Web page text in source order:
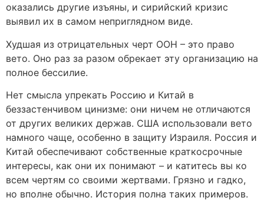
оказались другие изъяны, и сирийский кризис
выявил их в самом неприглядном виде.
Худшая из отрицательных черт ООН – это право
вето. Оно раз за разом обрекает эту организацию на
полное бессилие.
Нет смысла упрекать Россию и Китай в
беззастенчивом цинизме: они ничем не отличаются
от других великих держав. США использовали вето
намного чаще, особенно в защиту Израиля. Россия и
Китай обеспечивают собственные краткосрочные
интересы, как они их понимают – и катитесь вы ко
всем чертям со своими жертвами. Грязно и гадко,
но вполне обычно. История полна таких примеров.